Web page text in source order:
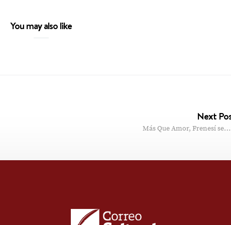
You may also like
Next
Más Que Amor, Frenesí se…